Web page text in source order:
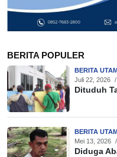
BERITA POPULER
BERITA
Juli 22, 2026 /
Dituduh
BERITA
Mei 13, 2026 /
Diduga